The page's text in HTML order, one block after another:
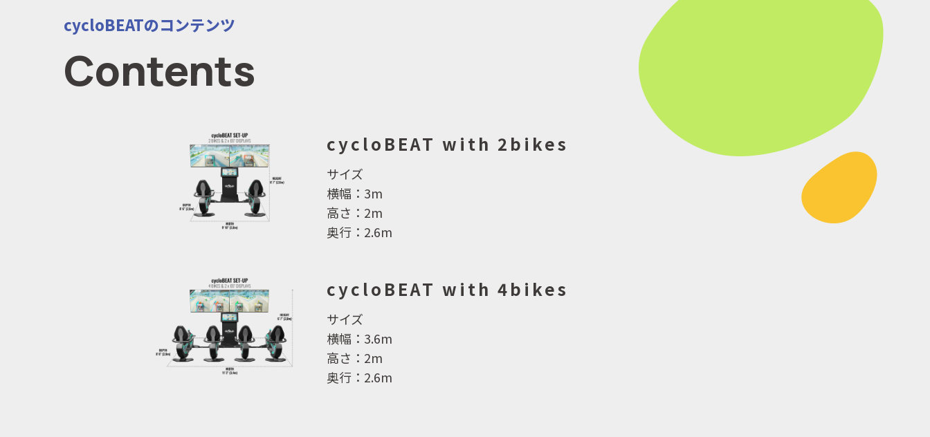
cycloBEATのコンテンツ
Contents
cycloBEAT with 2bikes
サイズ
横幅：3m
高さ：2m
奥行：2.6m
cycloBEAT with 4bikes
サイズ
横幅：3.6m
高さ：2m
奥行：2.6m